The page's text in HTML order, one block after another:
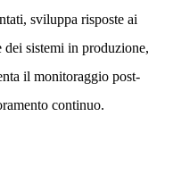
sviluppa risposte ai
sistemi in produzione,
il monitoraggio post-
continuo.